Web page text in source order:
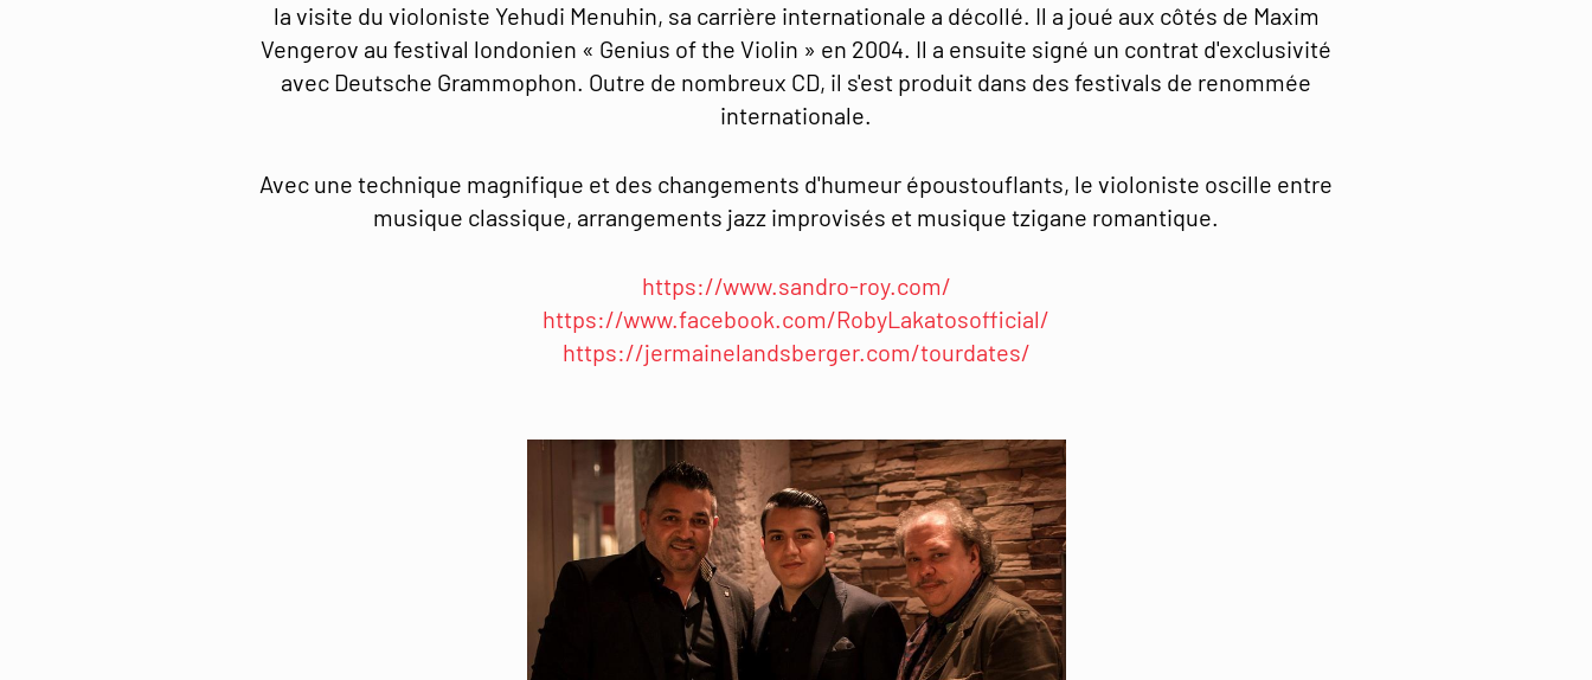
la visite du violoniste Yehudi Menuhin, sa carrière internationale a décollé. Il a joué aux côtés de Maxim
Vengerov au festival londonien « Genius of the Violin » en 2004. Il a ensuite signé un contrat d'exclusivité
avec Deutsche Grammophon. Outre de nombreux CD, il s'est produit dans des festivals de renommée
internationale.
Avec une technique magnifique et des changements d'humeur époustouflants, le violoniste oscille entre
musique classique, arrangements jazz improvisés et musique tzigane romantique.
https://www.sandro-roy.com/
https://www.facebook.com/RobyLakatosofficial/
https://jermainelandsberger.com/tourdates/